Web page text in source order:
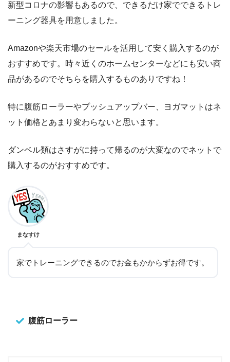
新型コロナの影響もあるので、できるだけ家でできるトレ
ーニング器具を用意しました。
Amazonや楽天市場のセールを活用して安く購入するのが
おすすめです。時々近くのホームセンターなどにも安い商
品があるのでそちらを購入するものありですね！
特に腹筋ローラーやプッシュアップバー、ヨガマットはネ
ット価格とあまり変わらないと思います。
ダンベル類はさすがに持って帰るのが大変なのでネットで
購入するのがおすすめです。
まなすけ
家でトレーニングできるのでお金もかからずお得です。
腹筋ローラー